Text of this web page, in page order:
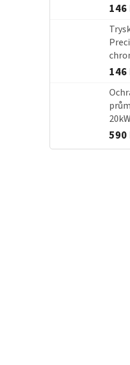
146
146
590